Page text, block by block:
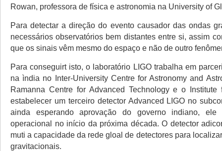
Rowan, professora de física e astronomia na University of
Para detectar a direção do evento causador das ondas
necessários observatórios bem distantes entre si, assim
que os sinais vêm mesmo do espaço e não de outro
Para conseguirt isto, o laboratório LIGO trabalha em
na ìndia no Inter-University Centre for Astronomy and
Ramanna Centre for Advanced Technology e o Institute
estabelecer um terceiro detector Advanced LIGO no
ainda esperando aprovação do governo indiano,
operacional no início da próxima década. O detector
muti a capacidade da rede gloal de detectores para
gravitacionais.